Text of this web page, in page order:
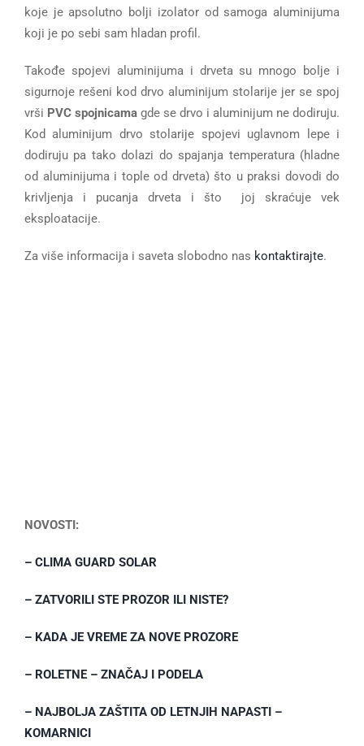
koje je apsolutno bolji izolator od samoga aluminijuma
koji je po sebi sam hladan profil.
Takođe spojevi aluminijuma i drveta su mnogo bolje i
sigurnoje rešeni kod drvo aluminijum stolarije jer se spoj
vrši PVC spojnicama gde se drvo i aluminijum ne dodiruju.
Kod aluminijum drvo stolarije spojevi uglavnom lepe i
dodiruju pa tako dolazi do spajanja temperatura (hladne
od aluminijuma i tople od drveta) što u praksi dovodi do
krivljenja i pucanja drveta i što joj skraćuje vek
eksploatacije.
Za više informacija i saveta slobodno nas kontaktirajte.
NOVOSTI:
– CLIMA GUARD SOLAR
– ZATVORILI STE PROZOR ILI NISTE?
– KADA JE VREME ZA NOVE PROZORE
– ROLETNE – ZNAČAJ I PODELA
– NAJBOLJA ZAŠTITA OD LETNJIH NAPASTI –
KOMARNICI